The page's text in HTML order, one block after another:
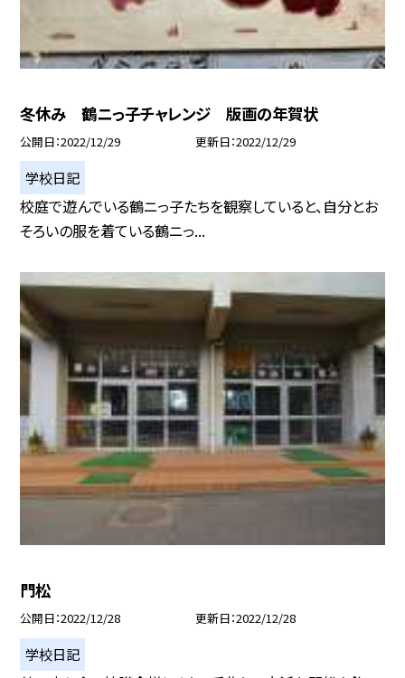
冬休み 鶴ニっ子チャレンジ 版画の年賀状
公開日 2022/12/29 更新日 2022/12/29
学校日記
校庭で遊んでいる鶴ニっ子たちを観察していると、自分とお
そろいの服を着ている鶴ニっ...
門松
公開日 2022/12/28 更新日 2022/12/28
学校日記